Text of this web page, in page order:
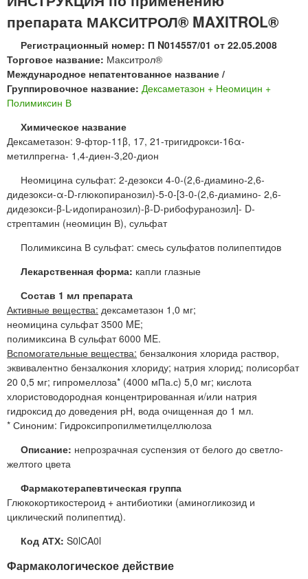
препарата МАКСИТРОЛ® MAXITROL®
Регистрационный номер: П N014557/01 от 22.05.2008
Торговое название: Макситрол®
Международное непатентованное название /
Группировочное название: Дексаметазон + Неомицин +
Полимиксин В
Химическое название
Дексаметазон: 9-фтор-11β, 17, 21-тригидрокси-16α-
метилпрегна- 1,4-диен-3,20-дион
Неомицина сульфат: 2-дезокси 4-0-(2,6-диамино-2,6-
дидезокси-α-D-глюкопиранозил)-5-0-[3-0-(2,6-диамино- 2,6-
дидезокси-β-L-идопиранозил)-β-D-рибофуранозил]- D-
стрептамин (неомицин В), сульфат
Полимиксина В сульфат: смесь сульфатов полипептидов
Лекарственная форма: капли глазные
Состав 1 мл препарата
Активные вещества: дексаметазон 1,0 мг;
неомицина сульфат 3500 ME;
полимиксина В сульфат 6000 ME.
Вспомогательные вещества: бензалкония хлорида раствор,
эквивалентно бензалкония хлориду; натрия хлорид; полисорбат
20 0,5 мг; гипромеллоза* (4000 мПа.с) 5,0 мг; кислота
хлористоводородная концентрированная и/или натрия
гидроксид до доведения рН, вода очищенная до 1 мл.
* Синоним: Гидроксипропилметилцеллюлоза
Описание: непрозрачная суспензия от белого до светло-
желтого цвета
Фармакотерапевтическая группа
Глюкокортикостероид + антибиотики (аминогликозид и
циклический полипептид).
Код АТХ: S0lCA0l
Фармакологическое действие